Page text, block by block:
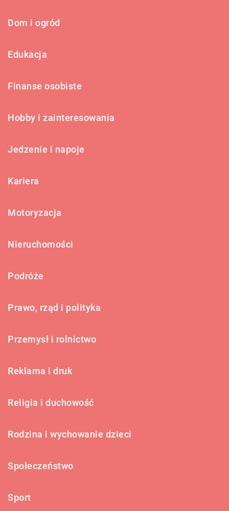
Dom i ogród
Edukacja
Finanse osobiste
Hobby i zainteresowania
Jedzenie i napoje
Kariera
Motoryzacja
Nieruchomości
Podróże
Prawo, rząd i polityka
Przemysł i rolnictwo
Reklama i druk
Religia i duchowość
Rodzina i wychowanie dzieci
Społeczeństwo
Sport